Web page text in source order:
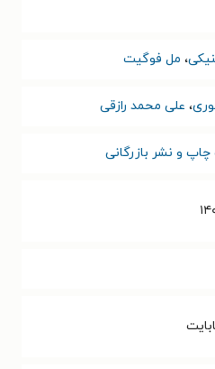
، مل فوگیت
، علی محمد رازقی
چاپ و نشر بازرگانی